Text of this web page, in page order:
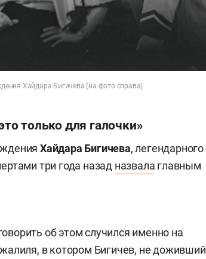
Хайдара Бигичева (на фото справа)
только для галочки»
Хайдара Бигичева, легендарного
три года назад назвала главным
об этом случился именно на
в котором Бигичев, не доживший